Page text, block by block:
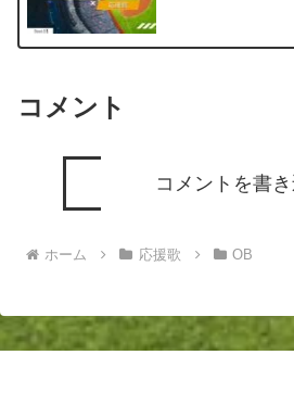
コメント
コメントを書
ホーム 応援歌 OB